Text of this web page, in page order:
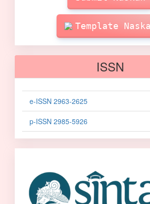
Template
ISSN
e-ISSN 2963-2625
p-ISSN 2985-5926